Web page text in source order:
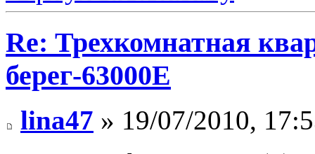
Re: Трехкомнатная
берег-63000E
lina47 » 19/07/2010,